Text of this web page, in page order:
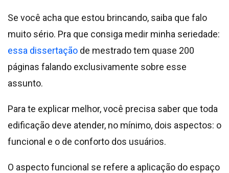
Se você acha que estou brincando, saiba que falo
muito sério. Pra que consiga medir minha seriedade:
essa dissertação de mestrado tem quase 200
páginas falando exclusivamente sobre esse
assunto.
Para te explicar melhor, você precisa saber que toda
edificação deve atender, no mínimo, dois aspectos: o
funcional e o de conforto dos usuários.
O aspecto funcional se refere a aplicação do espaço